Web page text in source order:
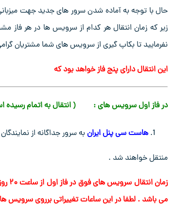
حال با توجه به آماده شدن سرور های جدید جهت
زیر که زمان انتقال هر کدام از سرویس ها در هر
نفرمایید تا بکاپ گیری از سرویس های شما مشتریان
این انتقال دارای پنج فاز خواهد بود که
در فاز اول سرویس های : ( انتقال به اتمام رسیده
هاست سی پنل ایران به سرور جداگانه از نمایندگان
منتقل خواهند شد .
می باشد . لطفا در این ساعات تغییراتی برروی سرویس